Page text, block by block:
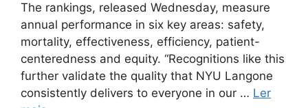
The rankings, released Wednesday, measure
annual performance in six key areas: safety,
mortality, effectiveness, efficiency, patient-
centeredness and equity. “Recognitions like this
further validate the quality that NYU Langone
consistently delivers to everyone in our … Ler